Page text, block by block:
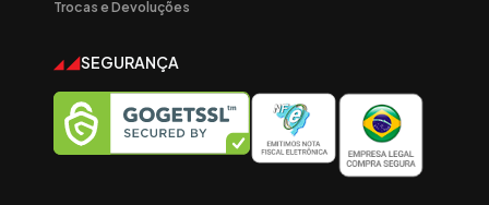
Trocas e Devoluções
SEGURANÇA